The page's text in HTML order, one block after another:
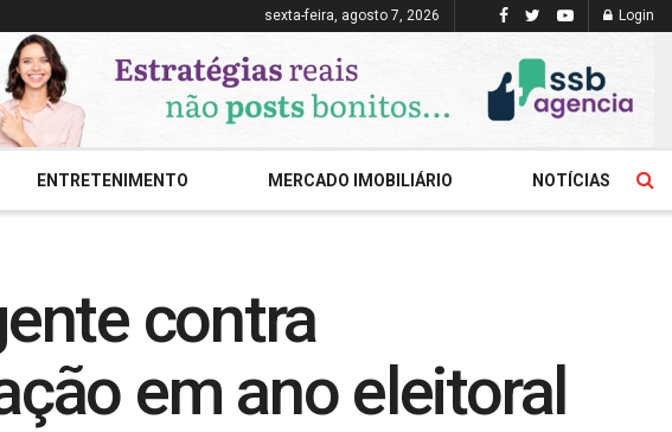
sexta-feira, agosto 7, 2026 Login
ENTRETENIMENTO MERCADO IMOBILIÁRIO NOTÍCIAS
contra
em ano eleitoral